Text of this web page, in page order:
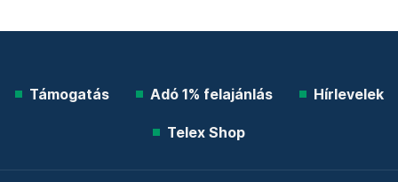
Támogatás Adó 1% felajánlás Hírlevelek
Telex Shop